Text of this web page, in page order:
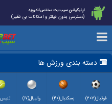
اپلیکیشن سیب بت مختص اندروید
(دسترسی بدون فیلتر و امکانات بی نظیر)
دسته بندی ورزش ها
فوتبال(۲۰۷) بسکتبال(۴۰) والیبال(۱۷)